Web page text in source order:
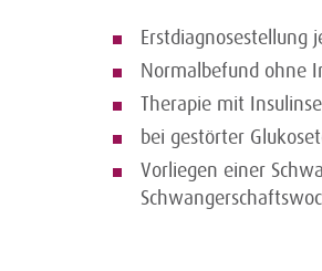
Erstdiagnosestellung
Normalbefund ohne
Therapie mit
bei gestörter
Vorliegen einer